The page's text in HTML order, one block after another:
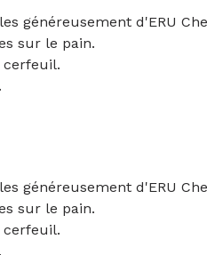
généreusement d'ERU
sur le pain.
cerfeuil.
généreusement d'ERU
sur le pain.
cerfeuil.